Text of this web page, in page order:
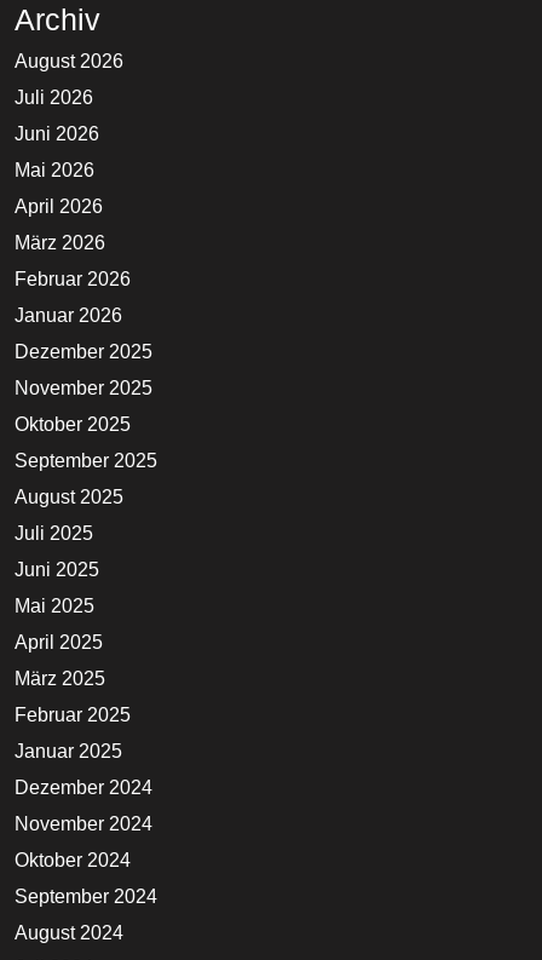
Archiv
August 2026
Juli 2026
Juni 2026
Mai 2026
April 2026
März 2026
Februar 2026
Januar 2026
Dezember 2025
November 2025
Oktober 2025
September 2025
August 2025
Juli 2025
Juni 2025
Mai 2025
April 2025
März 2025
Februar 2025
Januar 2025
Dezember 2024
November 2024
Oktober 2024
September 2024
August 2024